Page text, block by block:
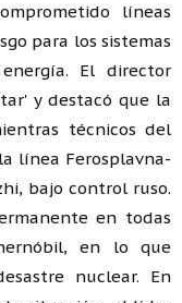
líneas
para los sistemas
El director
y destacó que la
técnicos del
línea Ferosplavna-
bajo control ruso.
en todas
en lo que
nuclear. En